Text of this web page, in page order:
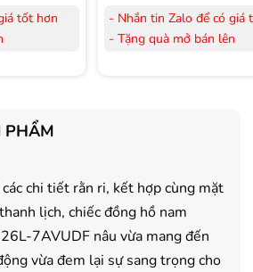
tốt hơn
150.000đ
nội thành
hãng
- Nhắn tin Zalo để có giá
- Tặng quà mở bán lên
- Lắp đặt, HDSD tại nhà
Hà Nội, Hồ Chí Minh
- Vận chuyển Toàn Quốc.
- Bảo hành 36 tháng
PHẨM
chi tiết rằn ri, kết hợp cùng mặt
lịch, chiếc đồng hồ nam
7AVUDF nâu vừa mang đến
vừa đem lại sự sang trọng cho